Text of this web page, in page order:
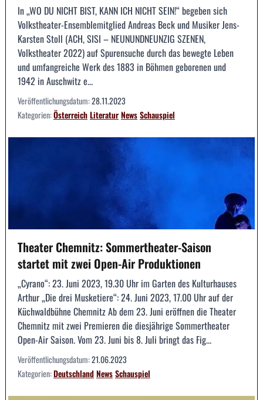
In „WO DU NICHT BIST, KANN ICH NICHT SEIN!“ begeben sich
Volkstheater-Ensemblemitglied Andreas Beck und Musiker Jens-
Karsten Stoll (ACH, SISI – NEUNUNDNEUNZIG SZENEN,
Volkstheater 2022) auf Spurensuche durch das bewegte Leben
und umfangreiche Werk des 1883 in Böhmen geborenen und
1942 in Auschwitz e...
Veröffentlichungsdatum:28.11.2023
Kategorien:ÖsterreichLiteraturNewsSchauspiel
Theater Chemnitz: Sommertheater-Saison
startet mit zwei Open-Air Produktionen
„Cyrano“: 23. Juni 2023, 19.30 Uhr im Garten des Kulturhauses
Arthur „Die drei Musketiere“: 24. Juni 2023, 17.00 Uhr auf der
Küchwaldbühne Chemnitz Ab dem 23. Juni eröffnen die Theater
Chemnitz mit zwei Premieren die diesjährige Sommertheater
Open-Air Saison. Vom 23. Juni bis 8. Juli bringt das Fig...
Veröffentlichungsdatum:21.06.2023
Kategorien:DeutschlandNewsSchauspiel